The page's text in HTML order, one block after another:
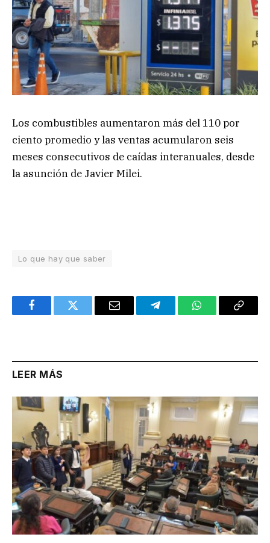
Los combustibles aumentaron más del 110 por
ciento promedio y las ventas acumularon seis
meses consecutivos de caídas interanuales, desde
la asunción de Javier Milei.
Lo que hay que saber
FacebookTwitter Email TelegramWhatsAppCopy
LEER MÁS